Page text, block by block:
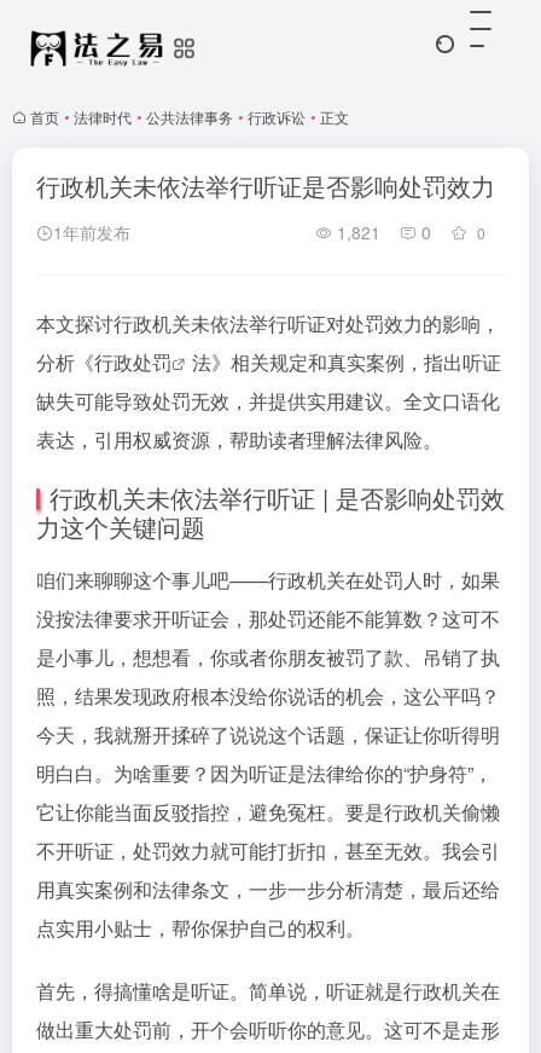
首页 • 法律时代 • 公共法律事务 • 行政诉讼 • 正文
行政机关未依法举行听证是否影响处罚效力
1年前发布 1,821 0 0
本文探讨行政机关未依法举行听证对处罚效力的影响，
分析《行政处罚
法》相关规定和真实案例，指出听证
缺失可能导致处罚无效，并提供实用建议。全文口语化
表达，引用权威资源，帮助读者理解法律风险。
行政机关未依法举行听证 | 是否影响处罚效
力这个关键问题
咱们来聊聊这个事儿吧——行政机关在处罚人时，如果
没按法律要求开听证会，那处罚还能不能算数？这可不
是小事儿，想想看，你或者你朋友被罚了款、吊销了执
照，结果发现政府根本没给你说话的机会，这公平吗？
今天，我就掰开揉碎了说说这个话题，保证让你听得明
明白白。为啥重要？因为听证是法律给你的“护身符”，
它让你能当面反驳指控，避免冤枉。要是行政机关偷懒
不开听证，处罚效力就可能打折扣，甚至无效。我会引
用真实案例和法律条文，一步一步分析清楚，最后还给
点实用小贴士，帮你保护自己的权利。
首先，得搞懂啥是听证。简单说，听证就是行政机关在
做出重大处罚前，开个会听听你的意见。这可不是走形